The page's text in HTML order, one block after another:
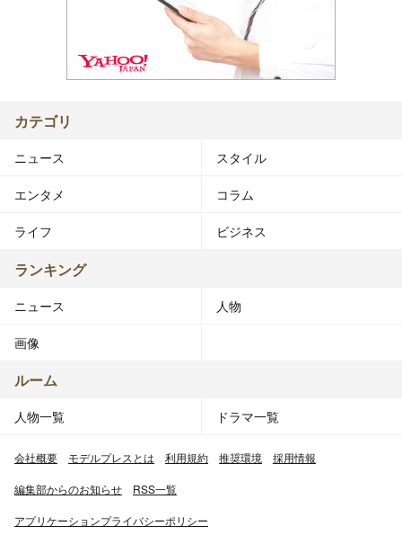
カテゴリ
ニュース スタイル
エンタメ コラム
ライフ ビジネス
ランキング
ニュース 人物
画像
ルーム
人物一覧 ドラマ一覧
会社概要 モデルプレスとは 利用規約 推奨環境 採用情報
編集部からのお知らせ RSS一覧
アプリケーションプライバシーポリシー